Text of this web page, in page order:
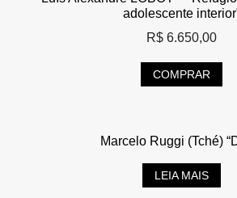
adolescente
R$6.650,00
COMPRAR
Marcelo Ruggi (Tché)
LEIA MAIS